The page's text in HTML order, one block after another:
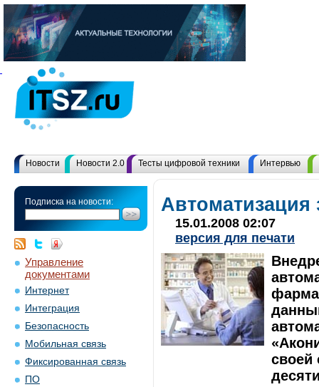
Новости Новости 2.0 Тесты цифровой техники Интервью
Подписка на новости:
Управление
документами
Интернет
Интеграция
Безопасность
Мобильная связь
Фиксированная связь
ПО
Автоматизация
15.01.2008 02:07
версия для печати
своей